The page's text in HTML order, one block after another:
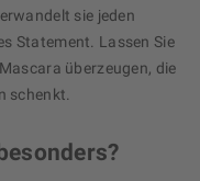
sie jeden
Statement. Lassen Sie
überzeugen, die
schenkt.